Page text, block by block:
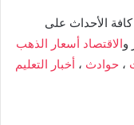
الأحداث على
والاقتصاد أسعار الذهب
، حوادث ، أخبار التعليم